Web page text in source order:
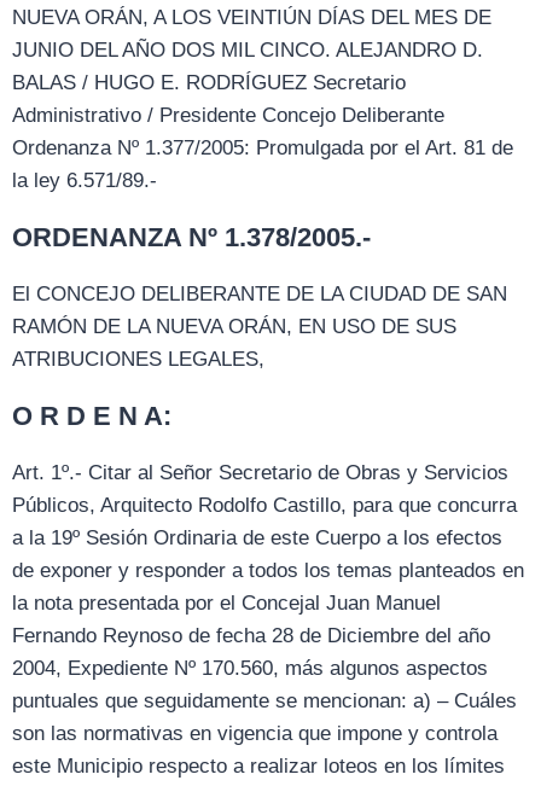
NUEVA ORÁN, A LOS VEINTIÚN DÍAS DEL MES DE
JUNIO DEL AÑO DOS MIL CINCO. ALEJANDRO D.
BALAS / HUGO E. RODRÍGUEZ Secretario
Administrativo / Presidente Concejo Deliberante
Ordenanza Nº 1.377/2005: Promulgada por el Art. 81 de
la ley 6.571/89.-
ORDENANZA Nº 1.378/2005.-
El CONCEJO DELIBERANTE DE LA CIUDAD DE SAN
RAMÓN DE LA NUEVA ORÁN, EN USO DE SUS
ATRIBUCIONES LEGALES,
O R D E N A:
Art. 1º.- Citar al Señor Secretario de Obras y Servicios
Públicos, Arquitecto Rodolfo Castillo, para que concurra
a la 19º Sesión Ordinaria de este Cuerpo a los efectos
de exponer y responder a todos los temas planteados en
la nota presentada por el Concejal Juan Manuel
Fernando Reynoso de fecha 28 de Diciembre del año
2004, Expediente Nº 170.560, más algunos aspectos
puntuales que seguidamente se mencionan: a) – Cuáles
son las normativas en vigencia que impone y controla
este Municipio respecto a realizar loteos en los límites